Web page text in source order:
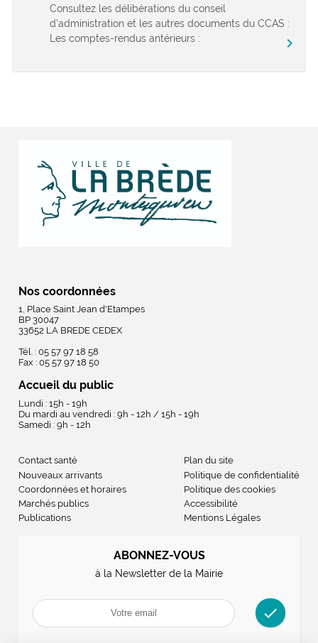
Consultez les délibérations du conseil
d’administration et les autres documents du CCAS :
Les comptes-rendus antérieurs :
chevron_right
Nos coordonnées
1, Place Saint Jean d'Etampes
BP 30047
33652 LA BREDE CEDEX
Tél. : 05 57 97 18 58
Fax : 05 57 97 18 50
Accueil du public
Lundi : 15h - 19h
Du mardi au vendredi : 9h - 12h / 15h - 19h
Samedi : 9h - 12h
Contact santé
Nouveaux arrivants
Coordonnées et horaires
Marchés publics
Publications
Plan du site
Politique de confidentialité
Politique des cookies
Accessibilité
Mentions Légales
ABONNEZ-VOUS
à la Newsletter de la Mairie
check